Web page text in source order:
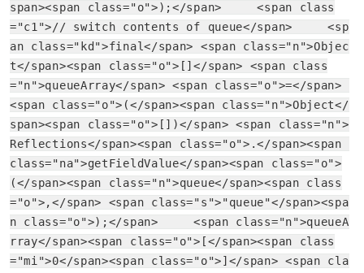
span><span class="o">);</span>     <span class
="c1">// switch contents of queue</span>     <sp
an class="kd">final</span> <span class="n">Objec
t</span><span class="o">[]</span> <span class
="n">queueArray</span> <span class="o">=</span>
<span class="o">(</span><span class="n">Object</
span><span class="o">[])</span> <span class="n">
Reflections</span><span class="o">.</span><span
class="na">getFieldValue</span><span class="o">
(</span><span class="n">queue</span><span class
="o">,</span> <span class="s">"queue"</span><spa
n class="o">);</span>     <span class="n">queueA
rray</span><span class="o">[</span><span class
="mi">0</span><span class="o">]</span> <span cla